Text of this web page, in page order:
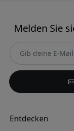
Melden Sie
Entdecken